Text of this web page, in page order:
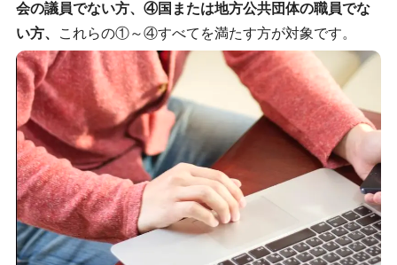
会の議員でない方、④国または地方公共団体の職員でな
い方、
これらの①～④すべてを満たす方が対象です。